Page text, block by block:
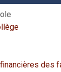
des